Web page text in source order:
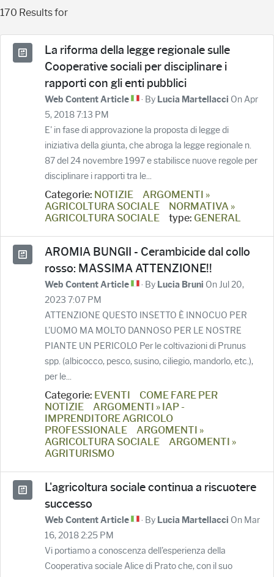
170 Results for
La riforma della legge regionale sulle
Cooperative sociali per disciplinare i
rapporti con gli enti pubblici
Web Content Article · By Lucia Martellacci On Apr
5, 2018 7:13 PM
E' in fase di approvazione la proposta di legge di
iniziativa della giunta, che abroga la legge regionale n.
87 del 24 novembre 1997 e stabilisce nuove regole per
disciplinare i rapporti tra le...
Categorie: NOTIZIE
ARGOMENTI »
AGRICOLTURA SOCIALE
NORMATIVA »
AGRICOLTURA SOCIALE
type: GENERAL
AROMIA BUNGII - Cerambicide dal collo
rosso: MASSIMA ATTENZIONE!!
Web Content Article · By Lucia Bruni On Jul 20,
2023 7:07 PM
ATTENZIONE QUESTO INSETTO È INNOCUO PER
L’UOMO MA MOLTO DANNOSO PER LE NOSTRE
PIANTE UN PERICOLO Per le coltivazioni di Prunus
spp. (albicocco, pesco, susino, ciliegio, mandorlo, etc.),
per le...
Categorie: EVENTI
COME FARE PER
NOTIZIE
ARGOMENTI » IAP -
IMPRENDITORE AGRICOLO
PROFESSIONALE
ARGOMENTI »
AGRICOLTURA SOCIALE
ARGOMENTI »
AGRITURISMO
L'agricoltura sociale continua a riscuotere
successo
Web Content Article · By Lucia Martellacci On Mar
16, 2018 2:25 PM
Vi portiamo a conoscenza dell'esperienza della
Cooperativa sociale Alice di Prato che, con il suo